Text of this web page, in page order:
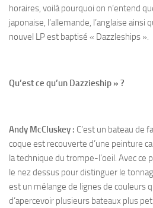
horaires, voilà pourquoi on n’entend
japonaise, l’allemande, l’anglaise ainsi
nouvel LP est baptisé « Dazzleships ».
Qu’est ce qu’un Dazzieship » ?
Andy McCluskey : C’est un bateau de
coque est recouverte d’une peinture
la technique du trompe-l’oeil. Avec ce
le nez dessus pour distinguer le
est un mélange de lignes de couleurs
d’apercevoir plusieurs bateaux plus